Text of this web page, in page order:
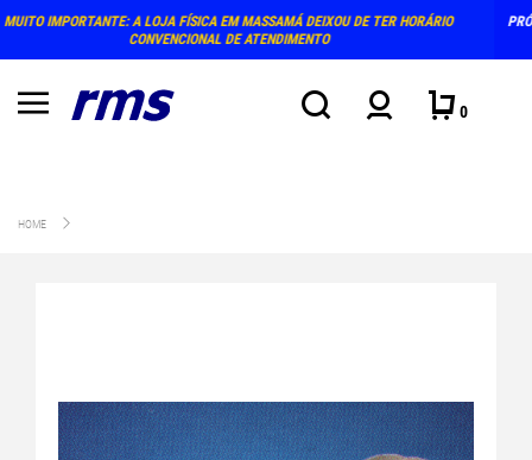
DEIXOU DE TER HORÁRIO
PRÓXIMO ATENDIMENTO PRESENCIAL NA LOJA:
0
HOME